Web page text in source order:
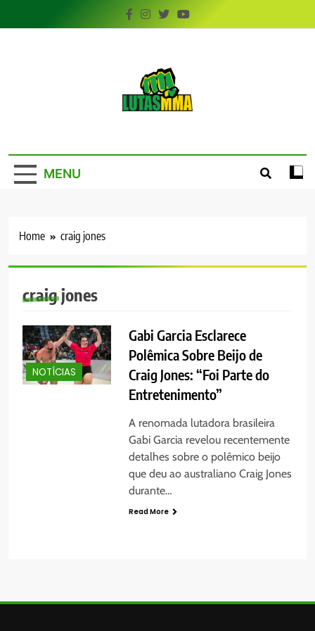
to
MENU
Home craig jones
craig jones
NOTÍCIAS
Gabi Garcia Esclarece
Polêmica Sobre Beijo de
Craig Jones: “Foi Parte do
Entretenimento”
A renomada lutadora brasileira
Gabi Garcia revelou recentemente
detalhes sobre o polêmico beijo
que deu ao australiano Craig Jones
durante…
Read More